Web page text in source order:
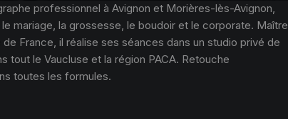
professionnel à Avignon et Morières-lès-Avignon,
mariage, la grossesse, le boudoir et le corporate. Maître
France, il réalise ses séances dans un studio privé de
tout le Vaucluse et la région PACA. Retouche
toutes les formules.